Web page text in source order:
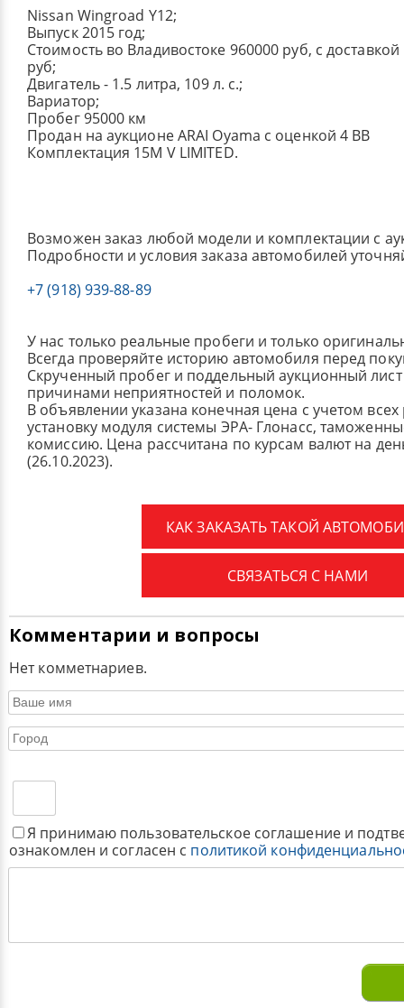
Nissan Wingroad Y12;
Выпуск 2015 год;
Стоимость во Владивостоке 960000 руб, с
руб;
Двигатель - 1.5 литра, 109 л. с.;
Вариатор;
Пробег 95000 км
Продан на аукционе ARAI Oyama с оценкой 4 BB
Комплектация 15M V LIMITED.
Возможен заказ любой модели и комплектации с
Подробности и условия заказа автомобилей
+7 (918) 939-88-89
У нас только реальные пробеги и только
Всегда проверяйте историю автомобиля перед
Скрученный пробег и поддельный аукционный лист
причинами неприятностей и поломок.
В объявлении указана конечная цена с учетом
установку модуля системы ЭРА- Глонасс,
комиссию. Цена рассчитана по курсам валют на
(26.10.2023).
КАК ЗАКАЗАТЬ ТАКОЙ
СВЯЗАТЬСЯ С НАМИ
Комментарии и вопросы
Нет комметнариев.
Я принимаю пользовательское соглашение и
ознакомлен и согласен с политикой